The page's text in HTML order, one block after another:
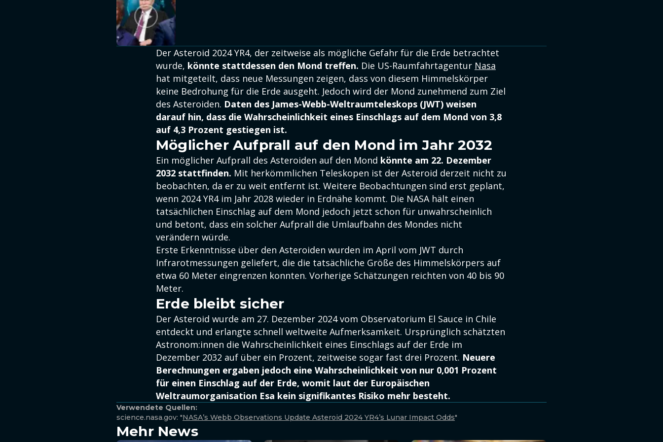
Der Asteroid 2024 YR4, der zeitweise als mögliche Gefahr für die Erde betrachtet
wurde, könnte stattdessen den Mond treffen. Die US-Raumfahrtagentur Nasa
hat mitgeteilt, dass neue Messungen zeigen, dass von diesem Himmelskörper
keine Bedrohung für die Erde ausgeht. Jedoch wird der Mond zunehmend zum Ziel
des Asteroiden. Daten des James-Webb-Weltraumteleskops (JWT) weisen
darauf hin, dass die Wahrscheinlichkeit eines Einschlags auf dem Mond von 3,8
auf 4,3 Prozent gestiegen ist.
Möglicher Aufprall auf den Mond im Jahr 2032
Ein möglicher Aufprall des Asteroiden auf den Mond könnte am 22. Dezember
2032 stattfinden. Mit herkömmlichen Teleskopen ist der Asteroid derzeit nicht zu
beobachten, da er zu weit entfernt ist. Weitere Beobachtungen sind erst geplant,
wenn 2024 YR4 im Jahr 2028 wieder in Erdnähe kommt. Die NASA hält einen
tatsächlichen Einschlag auf dem Mond jedoch jetzt schon für unwahrscheinlich
und betont, dass ein solcher Aufprall die Umlaufbahn des Mondes nicht
verändern würde.
Erste Erkenntnisse über den Asteroiden wurden im April vom JWT durch
Infrarotmessungen geliefert, die die tatsächliche Größe des Himmelskörpers auf
etwa 60 Meter eingrenzen konnten. Vorherige Schätzungen reichten von 40 bis 90
Meter.
Erde bleibt sicher
Der Asteroid wurde am 27. Dezember 2024 vom Observatorium El Sauce in Chile
entdeckt und erlangte schnell weltweite Aufmerksamkeit. Ursprünglich schätzten
Astronom:innen die Wahrscheinlichkeit eines Einschlags auf der Erde im
Dezember 2032 auf über ein Prozent, zeitweise sogar fast drei Prozent. Neuere
Berechnungen ergaben jedoch eine Wahrscheinlichkeit von nur 0,001 Prozent
für einen Einschlag auf der Erde, womit laut der Europäischen
Weltraumorganisation Esa kein signifikantes Risiko mehr besteht.
Verwendete Quellen:
science.nasa.gov: "NASA’s Webb Observations Update Asteroid 2024 YR4’s Lunar Impact Odds"
Mehr News